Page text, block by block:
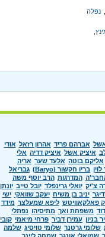
נפלה
אברהם פריד אהרון רזאל אודי
איציק אשל איציק דדיה אלי
אליקם בוטה אלעד שער אריה
בריו חקשור (Baryo)
גבריאל
המדרגות הרב יוסף משה
צ'יק יואלי גרינפלד יובל טייב יונתן
יניב בן משיח יעקב שוואקי ישי
פאלקאוויטש ליפא שמעלצר מידד
משפחת ואך מתיסיהו נפתלי
בניון עמירן דביר פרחי מיאמי קובי
שלומי גרטנר שלומי טויסיג שלמה